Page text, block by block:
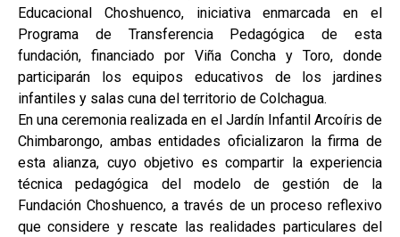
Educacional Choshuenco, iniciativa enmarcada en el
Programa de Transferencia Pedagógica de esta
fundación, financiado por Viña Concha y Toro, donde
participarán los equipos educativos de los jardines
infantiles y salas cuna del territorio de Colchagua.
En una ceremonia realizada en el Jardín Infantil Arcoíris de
Chimbarongo, ambas entidades oficializaron la firma de
esta alianza, cuyo objetivo es compartir la experiencia
técnica pedagógica del modelo de gestión de la
Fundación Choshuenco, a través de un proceso reflexivo
que considere y rescate las realidades particulares del